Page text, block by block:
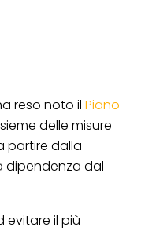
reso noto il Piano
delle misure
partire dalla
dipendenza dal
evitare il più